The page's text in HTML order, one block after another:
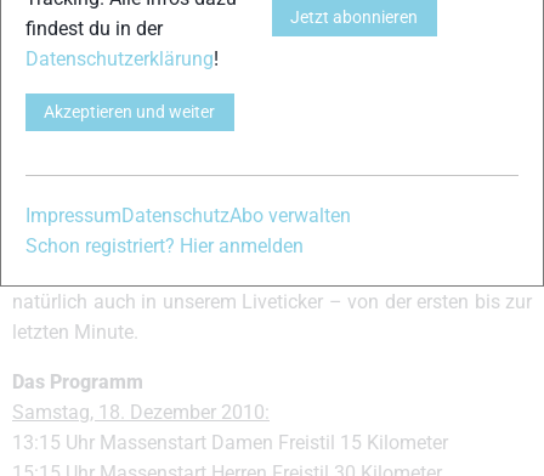
ARD Massenstarts und Staffeln erst am späteren
Nachmittag in Zusammenfassungen mit Interviews zeigt.
Wenn die Rennen um 13:15 Uhr und 15:15 Uhr
beziehungsweise um 11:30 Uhr und 14:30 Uhr am Sonntag
Eurosport-Playerjeweils von Beginn an live dabei. Eurosport
oder Eurosport 2 teilen die Übertragung der Rennen unter
sich auf und steigen meist etwas verspätet in die
natürlich auch in unserem Liveticker – von der ersten bis zur
letzten Minute.
Das Programm
Samstag, 18. Dezember 2010:
13:15 Uhr Massenstart Damen Freistil 15 Kilometer
findest du in der
Datenschutzerklärung!
Akzeptieren und weiter
Jetzt abonnieren
ImpressumDatenschutzAbo verwalten
Schon registriert? Hier anmelden